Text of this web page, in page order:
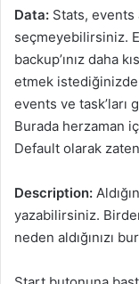
Data: Stats,
seçmeyebilirsiniz.
backup’ınız daha
etmek istediğinizde
events ve task’ları
Burada herzaman
Default olarak
Description:
yazabilirsiniz.
neden aldığınızı